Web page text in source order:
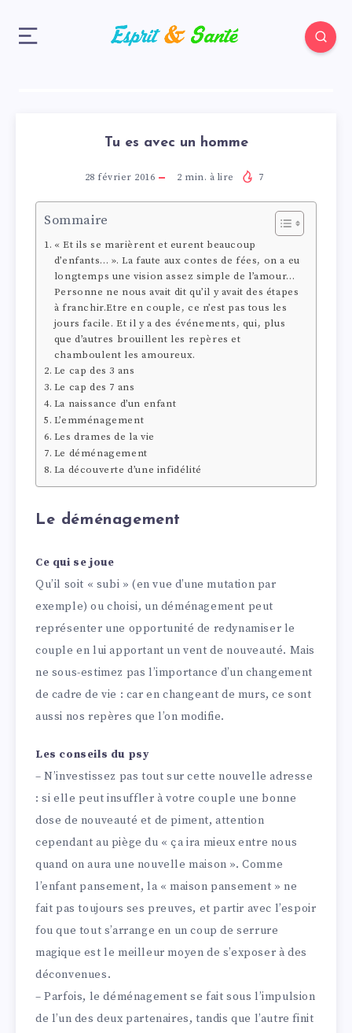
Tu es avec un homme
28 février 2016 2 min. à lire 7
Sommaire
« Et ils se marièrent et eurent beaucoup
d’enfants… ». La faute aux contes de fées, on a eu
longtemps une vision assez simple de l’amour…
Personne ne nous avait dit qu’il y avait des étapes
à franchir.Etre en couple, ce n’est pas tous les
jours facile. Et il y a des événements, qui, plus
que d’autres brouillent les repères et
chamboulent les amoureux.
Le cap des 3 ans
Le cap des 7 ans
La naissance d’un enfant
L’emménagement
Les drames de la vie
Le déménagement
La découverte d’une infidélité
Le déménagement
Ce qui se joue
Qu’il soit « subi » (en vue d’une mutation par
exemple) ou choisi, un déménagement peut
représenter une opportunité de redynamiser le
couple en lui apportant un vent de nouveauté. Mais
ne sous-estimez pas l’importance d’un changement
de cadre de vie : car en changeant de murs, ce sont
aussi nos repères que l’on modifie.
Les conseils du psy
– N’investissez pas tout sur cette nouvelle adresse
: si elle peut insuffler à votre couple une bonne
dose de nouveauté et de piment, attention
cependant au piège du « ça ira mieux entre nous
quand on aura une nouvelle maison ». Comme
l’enfant pansement, la « maison pansement » ne
fait pas toujours ses preuves, et partir avec l’espoir
fou que tout s’arrange en un coup de serrure
magique est le meilleur moyen de s’exposer à des
déconvenues.
– Parfois, le déménagement se fait sous l’impulsion
de l’un des deux partenaires, tandis que l’autre finit